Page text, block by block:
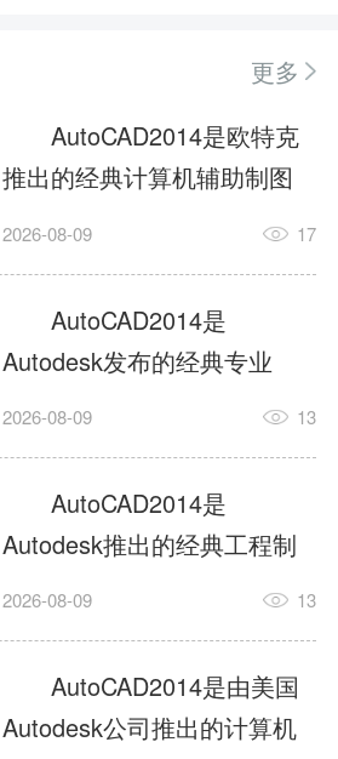
更多
AutoCAD2014是欧特克
推出的经典计算机辅助制图
工具，主打稳定2D施工图绘
行业工程设计。版本新增图
纸标签页、实景地理地图、
协同设计交流模块，优化命
令行智能纠错与图层批量管
理，支持Win8触屏操作、点
云扫描数据导入，兼容各类
DWG图纸格式，文件互通...
2026-08-09 17
AutoCAD2014是
Autodesk发布的经典专业
CAD制图设计软件，是工程
绘图工具。软件专注精准二
维绘图、图纸编辑、参数化
设计及基础三维建模，广泛
应用于建筑设计、机械制
造、土木工程、室内设计等
多个行业。软件优化绘图流
畅度与文件兼容性，支持参
2026-08-09 13
AutoCAD2014是
Autodesk推出的经典工程制
图设计软件，主打高效精准
建模作业，适配建筑、机
械、市政、室内设计等多行
业场景。软件优化运行机制
2026-08-09 13
AutoCAD2014是由美国
Autodesk公司推出的计算机